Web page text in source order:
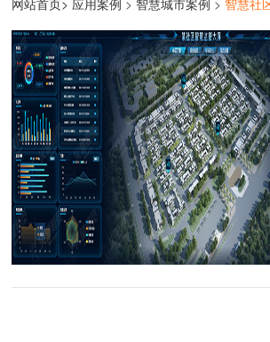
网站首页> 应用案例 > 智慧城市案例 > 智慧社
INTELLIGENCE COMMUNITY
某社区数字孪生智慧